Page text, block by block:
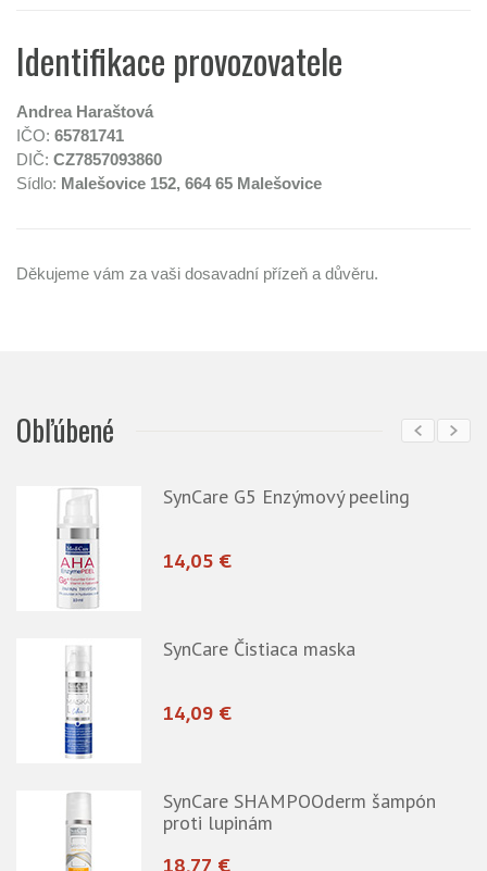
Identifikace provozovatele
Andrea Haraštová
IČO: 65781741
DIČ: CZ7857093860
Sídlo: Malešovice 152, 664 65 Malešovice
Děkujeme vám za vaši dosavadní přízeň a důvěru.
Obľúbené
SynCare G5 Enzýmový peeling
14,05 €
SynCare Čistiaca maska
14,09 €
SynCare SHAMPOOderm šampón
proti lupinám
18,77 €